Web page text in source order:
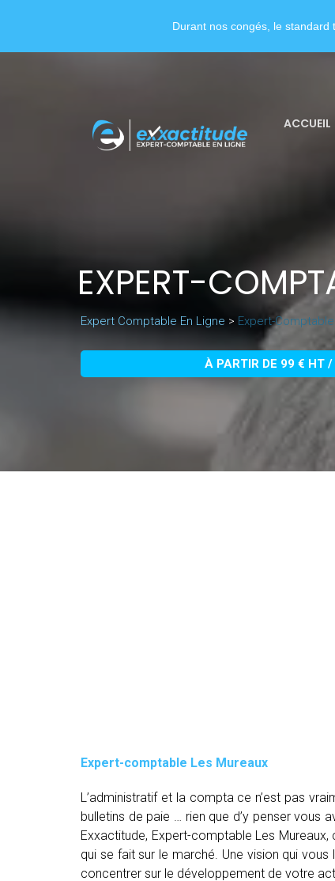
ACCUEIL
EXPERT-
Expert Comptable En Ligne > Expert-
À PARTIR DE 99 € HT
Expert-comptable Les Mureaux
L’administratif et la compta ce n’est pas
bulletins de paie … rien que d’y penser
Exxactitude, Expert-comptable Les
qui se fait sur le marché. Une vision qui
concentrer sur le développement de votre
Durant nos congés, le